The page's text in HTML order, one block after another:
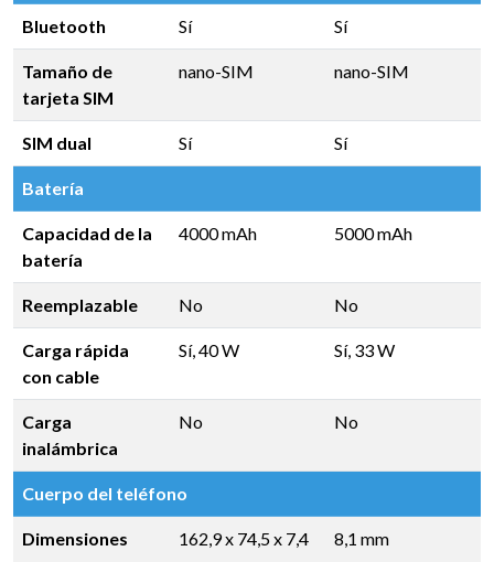
Bluetooth Sí Sí
Tamaño de
tarjeta SIM
nano-SIM nano-SIM
SIM dual Sí Sí
Batería
Capacidad de la
batería
4000 mAh 5000 mAh
Reemplazable No No
Carga rápida
con cable
Sí, 40 W Sí, 33 W
Carga
inalámbrica
No No
Cuerpo del teléfono
Dimensiones
162,9 x 74,5 x 7,4
8,1 mm